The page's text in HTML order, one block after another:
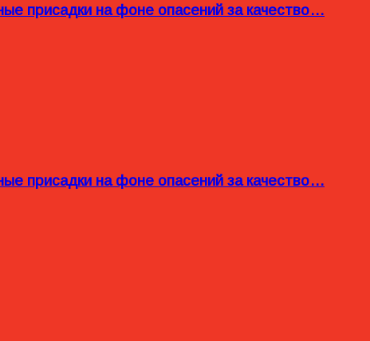
присадки на фоне опасений за качество…
присадки на фоне опасений за качество…